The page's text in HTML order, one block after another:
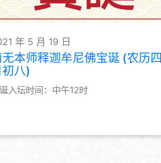
年 5 月 19 日
无本师释迦牟尼佛宝诞 (农历四
初八)
入坛时间：中午12时